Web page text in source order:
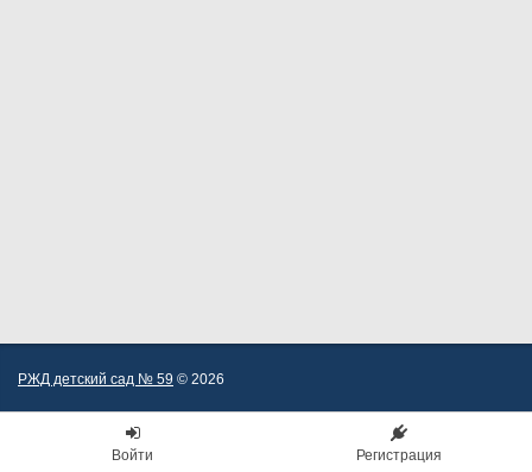
РЖД детский сад № 59 © 2026
Войти Регистрация